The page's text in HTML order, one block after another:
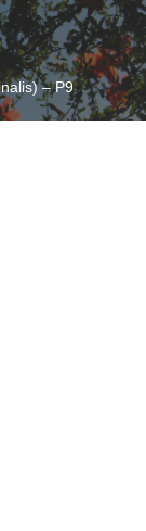
– P9